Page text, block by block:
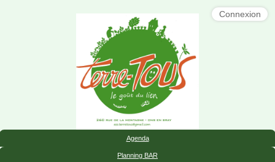
Connexion
Agenda
Planning BAR